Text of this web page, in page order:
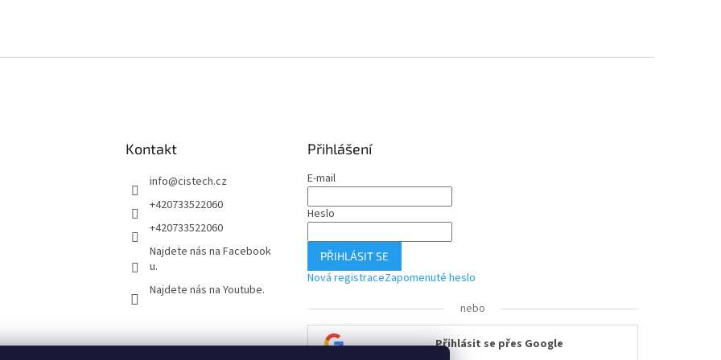
Kontakt
info@cistech.cz
+420733522060
+420733522060
Najdete nás na Facebook
u.
Najdete nás na Youtube.
Přihlášení
E-mail
Heslo
PŘIHLÁSIT SE
Nová registraceZapomenuté heslo
nebo
Přihlásit se přes Google